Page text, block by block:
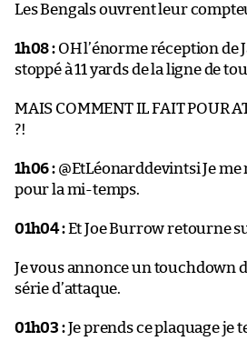
Les Bengals ouvrent leur
1h08 :OH l’énorme réception de
stoppé à 11 yards de la ligne de
MAIS COMMENT IL FAIT POUR
?!
1h06 :@EtLéonarddevintsi Je me
pour la mi-temps.
01h04 :Et Joe Burrow retourne
Je vous annonce un touchdown
série d’attaque.
01h03 :Je prends ce plaquage je